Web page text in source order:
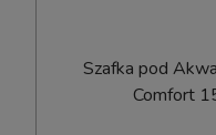
Szafka pod
Comfort